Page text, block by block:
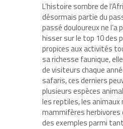
L’histoire sombre de
désormais partie du
passé douloureux ne l’a
hisser sur le top 10 des
propices aux activités
sa richesse faunique,
de visiteurs chaque
safaris, ces derniers
plusieurs espèces
les reptiles, les animaux
mammifères
des exemples parmi